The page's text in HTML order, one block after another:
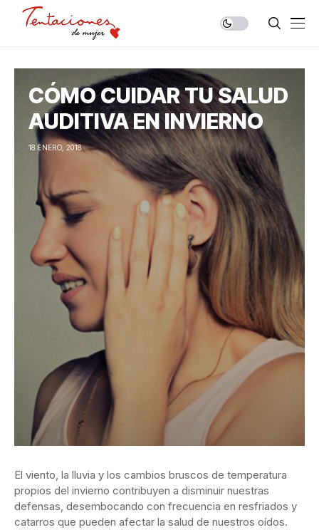
CÓMO CUIDAR TU SALUD
AUDITIVA EN INVIERNO
18 ENERO, 2018
El viento, la lluvia y los cambios bruscos de temperatura
propios del invierno contribuyen a disminuir nuestras
defensas, desembocando con frecuencia en resfriados y
catarros que pueden afectar la salud de nuestros oídos.